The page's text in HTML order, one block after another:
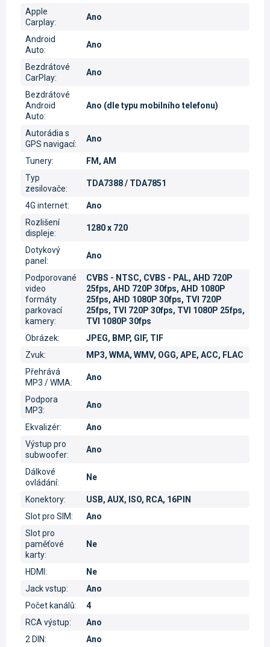
Apple
Carplay:
Ano
Android
Auto:
Ano
Bezdrátové
CarPlay:
Ano
Bezdrátové
Android
Auto:
Ano (dle typu mobilního telefonu)
Autorádia s
GPS navigací:
Ano
Tunery:
FM, AM
Typ
zesilovače:
TDA7388 / TDA7851
4G internet:
Ano
Rozlišení
displeje:
1280 x 720
Dotykový
panel :
Ano
Podporované
video
formáty
parkovací
kamery:
CVBS - NTSC, CVBS - PAL, AHD 720P
25fps, AHD 720P 30fps, AHD 1080P
25fps, AHD 1080P 30fps, TVI 720P
25fps, TVI 720P 30fps, TVI 1080P 25fps,
TVI 1080P 30fps
Obrázek:
JPEG, BMP, GIF, TIF
Zvuk:
MP3, WMA, WMV, OGG, APE, ACC, FLAC
Přehrává
MP3 / WMA:
Ano
Podpora
MP3:
Ano
Ekvalizér:
Ano
Výstup pro
subwoofer:
Ano
Dálkové
ovládání:
Ne
Konektory:
USB, AUX, ISO, RCA, 16PIN
Slot pro SIM:
Ano
Slot pro
paměťové
karty:
Ne
HDMI :
Ne
Jack vstup:
Ano
Počet kanálů:
4
RCA výstup:
Ano
2 DIN: Ano